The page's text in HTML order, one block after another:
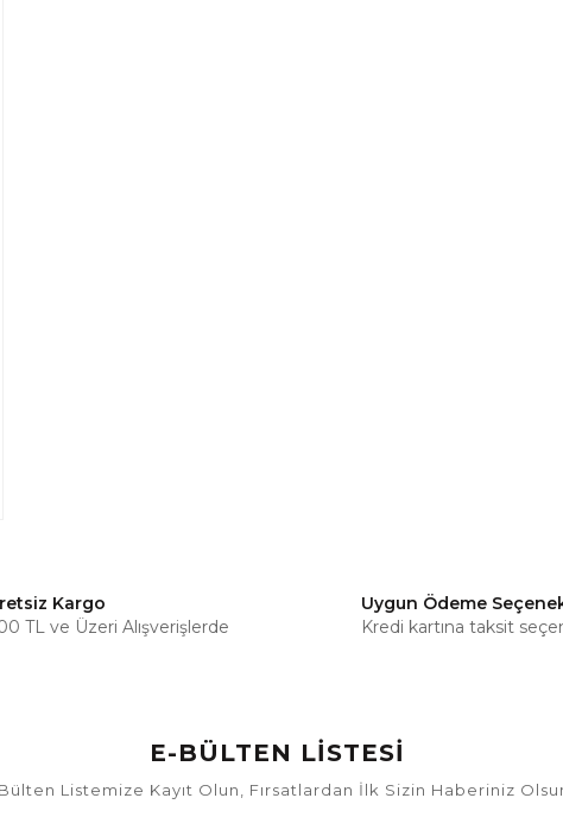
Kargo
TL ve Üzeri Alışverişlerde
Uygun Ödeme
Kredi kartına taksit
E-BÜLTEN LİSTESİ
Listemize Kayıt Olun, Fırsatlardan İlk Sizin Haberiniz